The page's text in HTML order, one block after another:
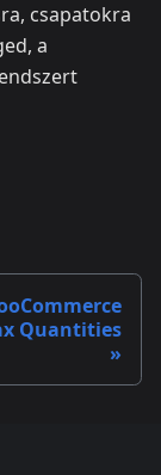
csapatokra
a
Quantities